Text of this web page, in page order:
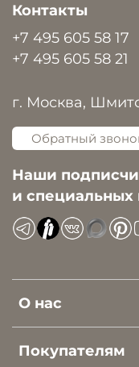
О нас
Покупателям
Контакты
+7 495 605 58 17
+7 495 605 58 21
г. Москва,
Обратный
Наши
и